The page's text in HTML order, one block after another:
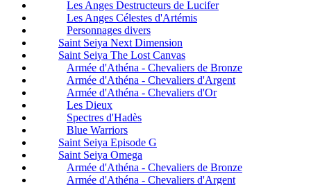
Les Anges Destructeurs de Lucifer
Les Anges Célestes d'Artémis
Personnages divers
Saint Seiya Next Dimension
Saint Seiya The Lost Canvas
Armée d'Athéna - Chevaliers de Bronze
Armée d'Athéna - Chevaliers d'Argent
Armée d'Athéna - Chevaliers d'Or
Les Dieux
Spectres d'Hadès
Blue Warriors
Saint Seiya Episode G
Saint Seiya Omega
Armée d'Athéna - Chevaliers de Bronze
Armée d'Athéna - Chevaliers d'Argent